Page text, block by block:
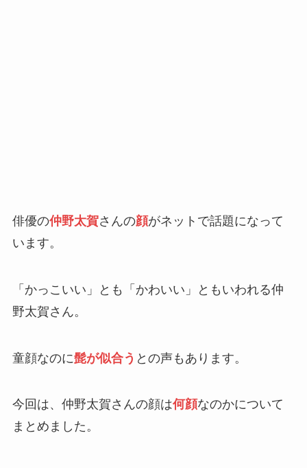
俳優の仲野太賀さんの顔がネットで話題になって
います。
「かっこいい」とも「かわいい」ともいわれる仲
野太賀さん。
童顔なのに髭が似合う との声もあります。
今回は、仲野太賀さんの顔は何顔なのかについて
まとめました。